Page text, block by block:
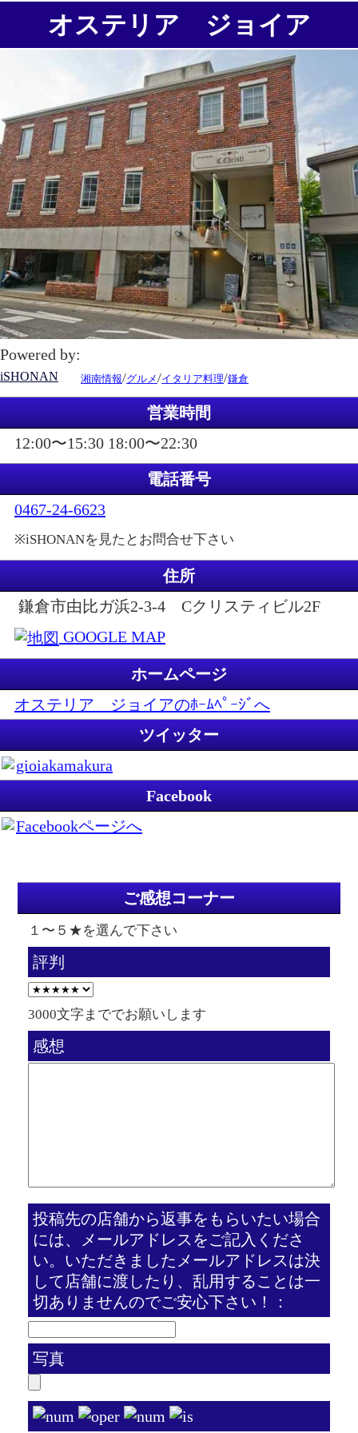
オステリア ジョイア
Powered by:
iSHONAN 湘南情報/グルメ/イタリア料理/鎌倉
営業時間
12:00〜15:30 18:00〜22:30
電話番号
0467-24-6623
※iSHONANを見たとお問合せ下さい
住所
鎌倉市由比ガ浜2-3-4 Cクリスティビル2F
GOOGLE MAP
ホームページ
オステリア ジョイアのﾎｰﾑﾍﾟｰｼﾞへ
ツイッター
gioiakamakura
Facebook
Facebookページへ
ご感想コーナー
１〜５★を選んで下さい
評判
3000文字まででお願いします
感想
投稿先の店舗から返事をもらいたい場合
には、メールアドレスをご記入くださ
い。いただきましたメールアドレスは決
して店舗に渡したり、乱用することは一
切ありませんのでご安心下さい！：
写真